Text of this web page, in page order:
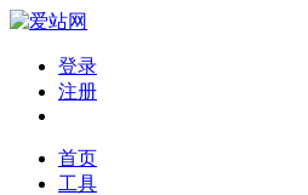
登录
注册
首页
工具